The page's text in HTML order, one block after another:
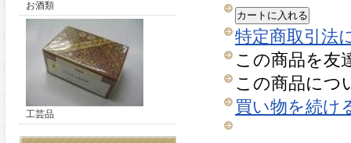
お酒類
工芸品
カートに入れる
特定商取引法
この商品を友
この商品につ
買い物を続け